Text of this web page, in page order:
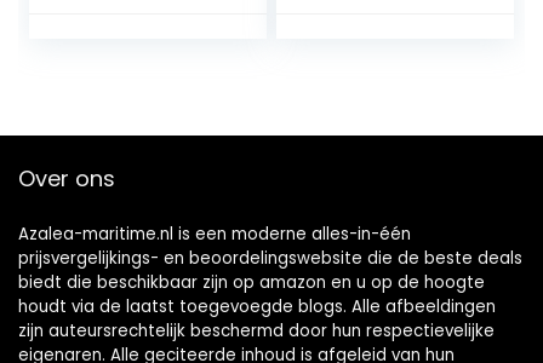
Suzuki 4-takt DF6
Over ons
Azalea-maritime.nl is een moderne alles-in-één
prijsvergelijkings- en beoordelingswebsite die de beste deals
biedt die beschikbaar zijn op amazon en u op de hoogte
houdt via de laatst toegevoegde blogs. Alle afbeeldingen
zijn auteursrechtelijk beschermd door hun respectievelijke
eigenaren. Alle geciteerde inhoud is afgeleid van hun